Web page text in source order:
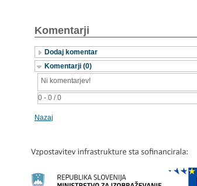
Komentarji
Dodaj komentar
Komentarji (0)
0 - 0 / 0
Ni komentarjev!
Nazaj